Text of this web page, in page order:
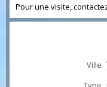
Pour une visite,
Ville